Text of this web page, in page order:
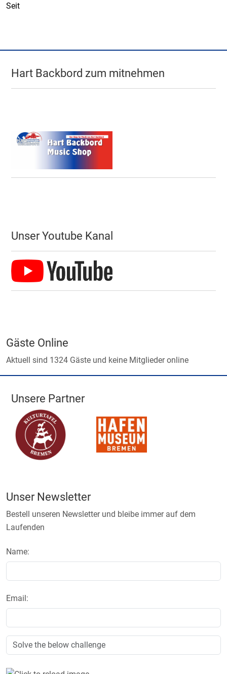
Seit
Hart Backbord zum mitnehmen
Unser Youtube Kanal
Gäste Online
Aktuell sind 1324 Gäste und keine Mitglieder online
Unsere Partner
Unser Newsletter
Bestell unseren Newsletter und bleibe immer auf dem
Laufenden
Name:
Email: